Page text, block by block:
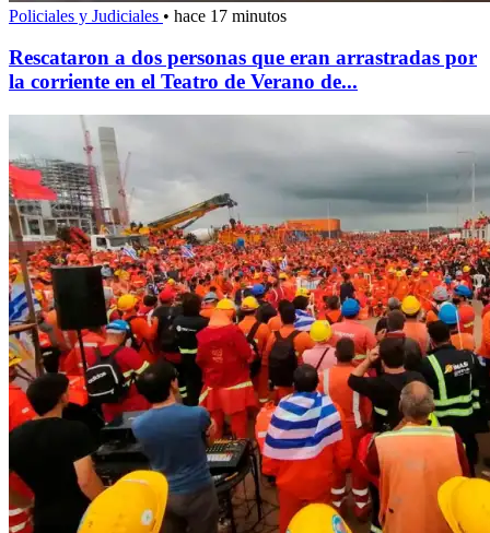
Policiales y Judiciales • hace 17 minutos
Rescataron a dos personas que eran arrastradas por
la corriente en el Teatro de Verano de...